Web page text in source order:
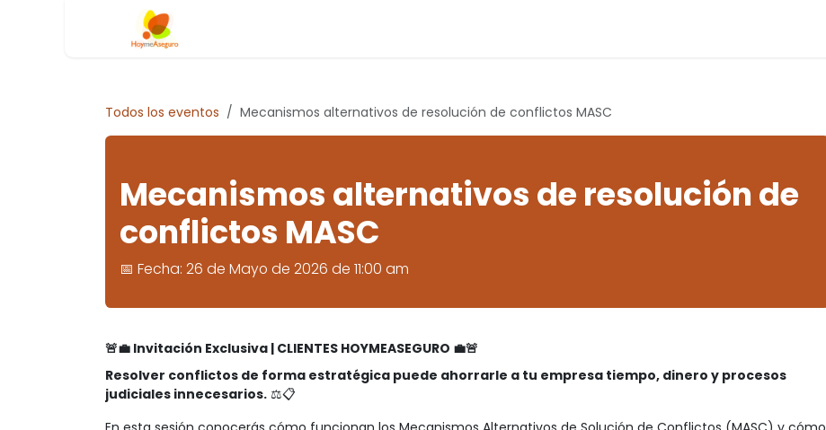
Todos los eventos Mecanismos alternativos de resolución de conflictos MASC
Mecanismos alternativos de resolución de
conflictos MASC
📅 Fecha: 26 de Mayo de 2026 de 11:00 am
🚨💼 Invitación Exclusiva | CLIENTES HOYMEASEGURO 💼🚨
Resolver conflictos de forma estratégica puede ahorrarle a tu empresa tiempo, dinero y procesos
judiciales innecesarios. ⚖️📋